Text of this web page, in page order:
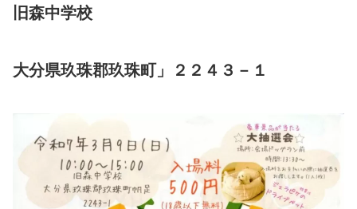
旧森中学校
大分県玖珠郡玖珠町」２２４３－１